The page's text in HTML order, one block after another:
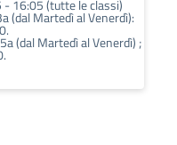
- 16:05 (tutte le classi)
(dal Martedì al Venerdì):
(dal Martedì al Venerdì) ;